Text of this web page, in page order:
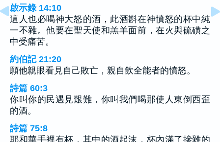
啟示錄 14:10
這人也必喝神大怒的酒，此酒斟在神憤怒的杯中純
一不雜。他要在聖天使和羔羊面前，在火與硫磺之
中受痛苦。
約伯記 21:20
願他親眼看見自己敗亡，親自飲全能者的憤怒。
詩篇 60:3
你叫你的民遇見艱難，你叫我們喝那使人東倒西歪
的酒。
詩篇 75:8
耶和華手裡有杯，其中的酒起沫，杯內滿了摻雜的